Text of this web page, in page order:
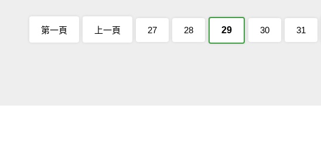
第一頁 上一頁 27 28 29 30 31